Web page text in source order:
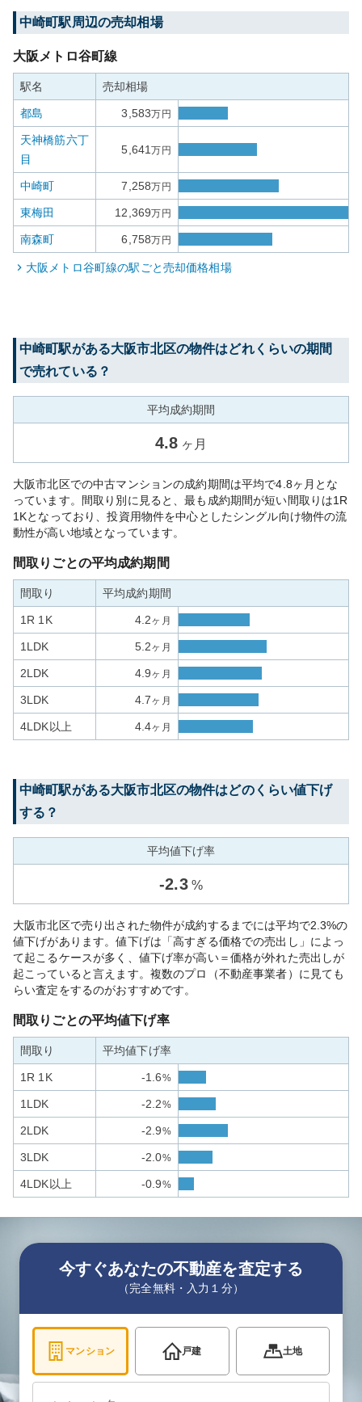
中崎町駅周辺の売却相場
大阪メトロ谷町線
駅名 売却相場
都島 3,583万円
天神橋筋六丁
目
5,641万円
中崎町 7,258万円
東梅田 12,369万円
南森町 6,758万円
大阪メトロ谷町線の駅ごと売却価格相場
中崎町駅がある大阪市北区の物件はどれくらいの期間
で売れている？
平均成約期間
4.8 ヶ月
大阪市北区での中古マンションの成約期間は平均で4.8ヶ月とな
っています。間取り別に見ると、最も成約期間が短い間取りは1R
1Kとなっており、投資用物件を中心としたシングル向け物件の流
動性が高い地域となっています。
間取りごとの平均成約期間
間取り 平均成約期間
1R 1K 4.2ヶ月
1LDK 5.2ヶ月
2LDK 4.9ヶ月
3LDK 4.7ヶ月
4LDK以上 4.4ヶ月
中崎町駅がある大阪市北区の物件はどのくらい値下げ
する？
平均値下げ率
-2.3 %
大阪市北区で売り出された物件が成約するまでには平均で2.3%の
値下げがあります。値下げは「高すぎる価格での売出し」によっ
て起こるケースが多く、値下げ率が高い＝価格が外れた売出しが
起こっていると言えます。複数のプロ（不動産事業者）に見ても
らい査定をするのがおすすめです。
間取りごとの平均値下げ率
間取り 平均値下げ率
1R 1K -1.6%
1LDK -2.2%
2LDK -2.9%
3LDK -2.0%
4LDK以上 -0.9%
今すぐあなたの不動産を査定する
（完全無料・入力１分）
マンション 戸建 土地